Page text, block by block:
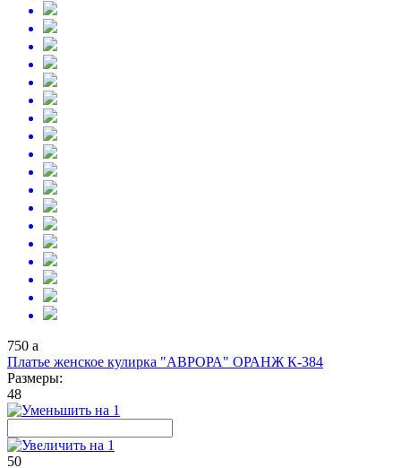
750 a
Платье женское кулирка "АВРОРА" ОРАНЖ К-384
Размеры:
48
50